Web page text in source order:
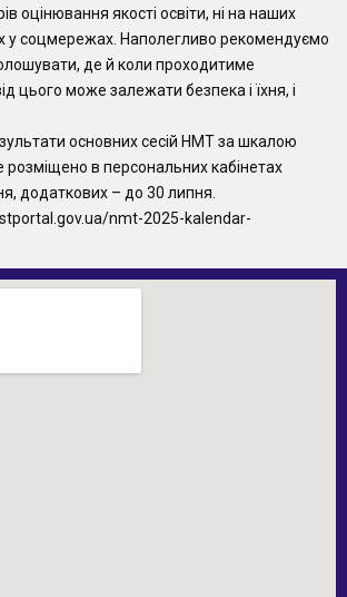
оцінювання якості освіти, ні на наших
у соцмережах. Наполегливо рекомендуємо
де й коли проходитиме
цього може залежати безпека і їхня, і
основних сесій НМТ за шкалою
розміщено в персональних кабінетах
додаткових – до 30 липня.
nmt-2025-kalendar-